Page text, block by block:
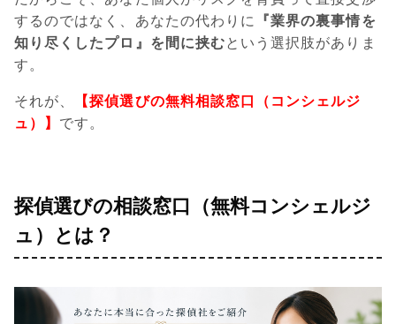
するのではなく、あなたの代わりに
『業界の裏事情を
知り尽くしたプロ』を間に挟むという選択肢がありま
す。
それが、
【探偵選びの無料相談窓口（コンシェルジ
ュ）】 です。
探偵選びの相談窓口（無料コンシェルジ
ュ）とは？